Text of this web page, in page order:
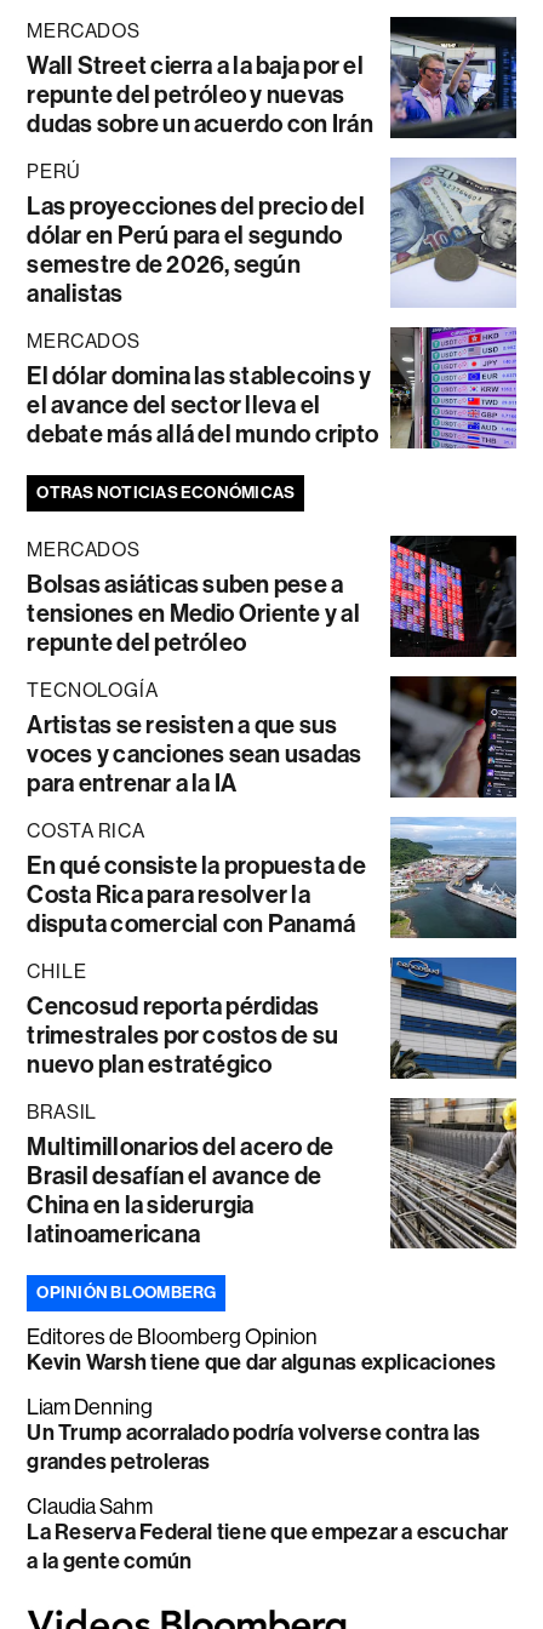
MERCADOS
Wall Street cierra a la baja por el
repunte del petróleo y nuevas
dudas sobre un acuerdo con Irán
PERÚ
Las proyecciones del precio del
dólar en Perú para el segundo
semestre de 2026, según
analistas
MERCADOS
El dólar domina las stablecoins y
el avance del sector lleva el
debate más allá del mundo cripto
OTRAS NOTICIAS ECONÓMICAS
MERCADOS
Bolsas asiáticas suben pese a
tensiones en Medio Oriente y al
repunte del petróleo
TECNOLOGÍA
Artistas se resisten a que sus
voces y canciones sean usadas
para entrenar a la IA
COSTA RICA
En qué consiste la propuesta de
Costa Rica para resolver la
disputa comercial con Panamá
CHILE
Cencosud reporta pérdidas
trimestrales por costos de su
nuevo plan estratégico
BRASIL
Multimillonarios del acero de
Brasil desafían el avance de
China en la siderurgia
latinoamericana
OPINIÓN BLOOMBERG
Editores de Bloomberg Opinion
Kevin Warsh tiene que dar algunas explicaciones
Liam Denning
Un Trump acorralado podría volverse contra las
grandes petroleras
Claudia Sahm
La Reserva Federal tiene que empezar a escuchar
a la gente común